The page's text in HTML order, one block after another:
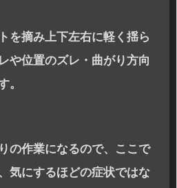
を摘み上下左右に軽く揺ら
や位置のズレ・曲がり方向
。
の作業になるので、ここで
気にするほどの症状ではな